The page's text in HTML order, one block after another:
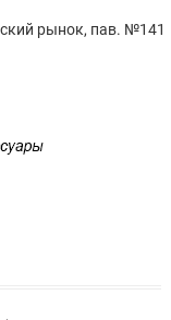
рынок, пав. №141